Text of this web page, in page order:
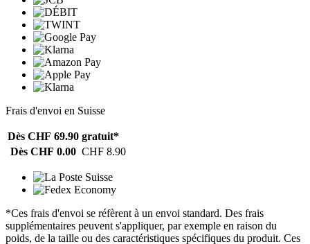
Frais d'envoi en Suisse
Dès CHF 69.90 gratuit*
Dès CHF 0.00 CHF 8.90
*Ces frais d'envoi se réfèrent à un envoi standard. Des frais
supplémentaires peuvent s'appliquer, par exemple en raison du
poids, de la taille ou des caractéristiques spécifiques du produit. Ces